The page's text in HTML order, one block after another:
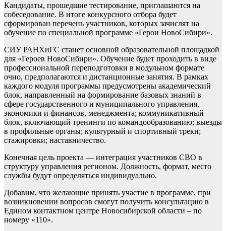
Кандидаты, прошедшие тестирование, приглашаются на
собеседование. В итоге конкурсного отбора будет
сформирован перечень участников, которых зачислят на
обучение по специальной программе «Герои НовоСибири».
СИУ РАНХиГС станет основной образовательной площадкой
для «Героев НовоСибири». Обучение будет проходить в виде
профессиональной переподготовки в модульном формате
очно, предполагаются и дистанционные занятия. В рамках
каждого модуля программы предусмотрены академический
блок, направленный на формирование базовых знаний в
сфере государственного и муниципального управления,
экономики и финансов, менеджмента; коммуникативный
блок, включающий тренинги по командообразованию; выезды
в профильные органы; культурный и спортивный треки;
стажировки; наставничество.
Конечная цель проекта — интеграция участников СВО в
структуру управления регионом. Должность, формат, место
службы будут определяться индивидуально.
Добавим, что желающие принять участие в программе, при
возникновении вопросов смогут получить консультацию в
Едином контактном центре Новосибирской области – по
номеру «110».